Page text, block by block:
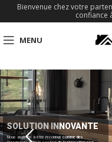
Bienvenue chez votre
confiance
MENU
SOLUTION INNOVANTE
Nous aspirons à être reconnus comme des